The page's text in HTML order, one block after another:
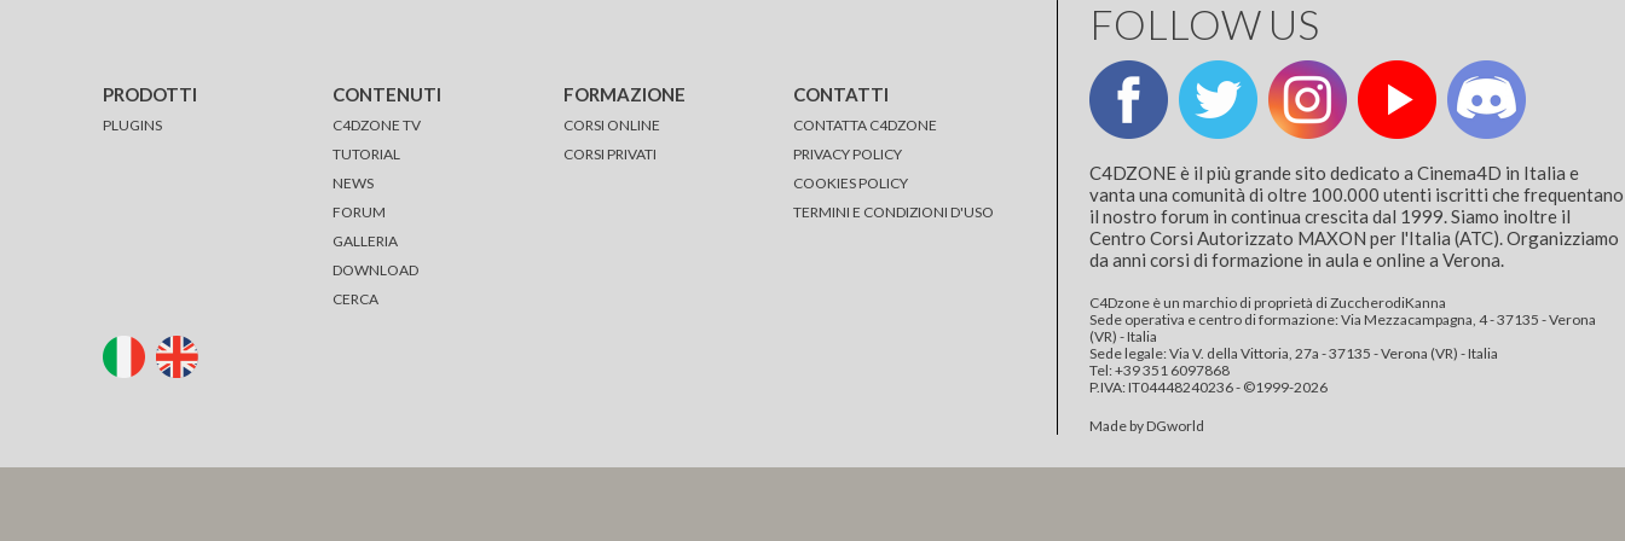
PRODOTTI
PLUGINS
CONTENUTI
C4DZONE TV
TUTORIAL
NEWS
FORUM
GALLERIA
DOWNLOAD
CERCA
FORMAZIONE
CORSI ONLINE
CORSI PRIVATI
CONTATTI
CONTATTA C4DZONE
PRIVACY POLICY
COOKIES POLICY
TERMINI E CONDIZIONI D'USO
FOLLOW US
C4DZONE è il più grande sito dedicato a Cinema4D in Italia e
vanta una comunità di oltre 100.000 utenti iscritti che frequentano
il nostro forum in continua crescita dal 1999. Siamo inoltre il
Centro Corsi Autorizzato MAXON per l'Italia (ATC). Organizziamo
da anni corsi di formazione in aula e online a Verona.
C4Dzone è un marchio di proprietà di ZuccherodiKanna
Sede operativa e centro di formazione: Via Mezzacampagna, 4 - 37135 - Verona
(VR) - Italia
Sede legale: Via V. della Vittoria, 27a - 37135 - Verona (VR) - Italia
Tel: +39 351 6097868‬
P.IVA: IT04448240236 - ©1999-2026
Made by DGworld